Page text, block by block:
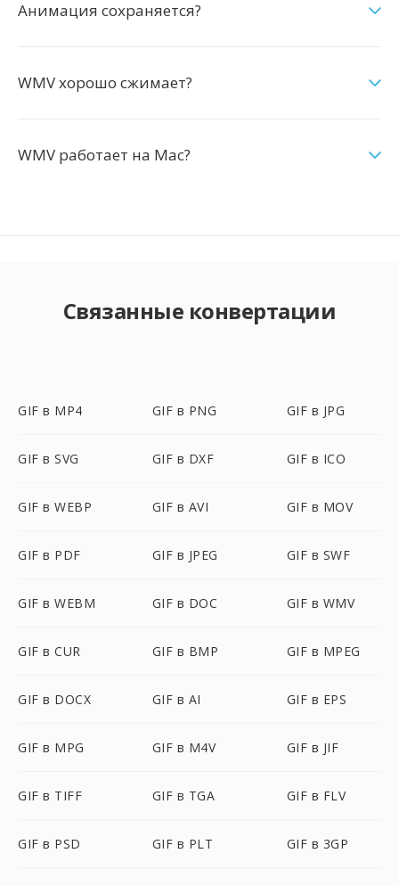
Анимация сохраняется?
WMV хорошо сжимает?
WMV работает на Mac?
Связанные конвертации
GIF в MP4 GIF в PNG GIF в JPG
GIF в SVG GIF в DXF GIF в ICO
GIF в WEBP GIF в AVI GIF в MOV
GIF в PDF GIF в JPEG GIF в SWF
GIF в WEBM GIF в DOC GIF в WMV
GIF в CUR GIF в BMP GIF в MPEG
GIF в DOCX GIF в AI GIF в EPS
GIF в MPG GIF в M4V GIF в JIF
GIF в TIFF GIF в TGA GIF в FLV
GIF в PSD GIF в PLT GIF в 3GP